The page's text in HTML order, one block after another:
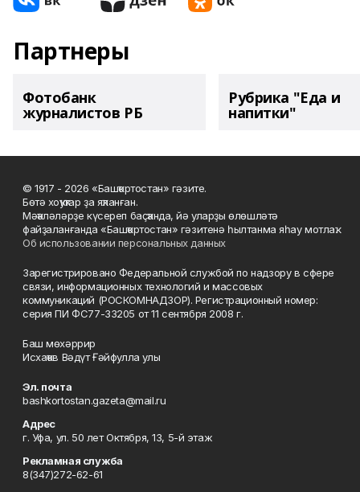
Партнеры
Фотобанк
журналистов РБ
Рубрика "Еда и
напитки"
© 1917 - 2026 «Башҡортостан» гәзите.
Бөтә хоҡуҡтар ҙа яҡланған.
Мәҡәләләрҙе күсереп баҫҡанда, йә уларҙы өлөшләтә
файҙаланғанда «Башҡортостан» гәзитенә һылтанма яһау мотлаҡ.
Об использовании персональных данных
Зарегистрировано Федеральной службой по надзору в сфере
связи, информационных технологий и массовых
коммуникаций (РОСКОМНАДЗОР). Регистрационный номер:
серия ПИ ФС77-33205 от 11 сентября 2008 г.
Баш мөхәррир
Исхаҡов Вәдүт Ғәйфулла улы
Эл. почта
bashkortostan.gazeta@mail.ru
Адрес
г. Уфа, ул. 50 лет Октября, 13, 5-й этаж
Рекламная служба
8(347)272-62-61